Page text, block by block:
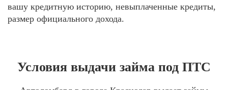
вашу кредитную историю, невыплаченные кредиты,
размер официального дохода.
Условия выдачи займа под ПТС